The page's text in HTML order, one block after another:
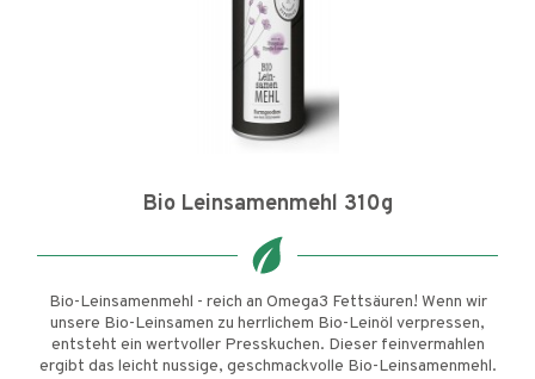
Bio Leinsamenmehl 310g
Bio-Leinsamenmehl - reich an Omega3 Fettsäuren! Wenn wir
unsere Bio-Leinsamen zu herrlichem Bio-Leinöl verpressen,
entsteht ein wertvoller Presskuchen. Dieser feinvermahlen
ergibt das leicht nussige, geschmackvolle Bio-Leinsamenmehl.